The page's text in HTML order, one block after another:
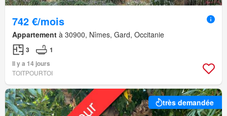
742 €/mois
Appartement à 30900, Nîmes, Gard, Occitanie
3
1
Il y a 14 jours
TOITPOURTOI
très demandée